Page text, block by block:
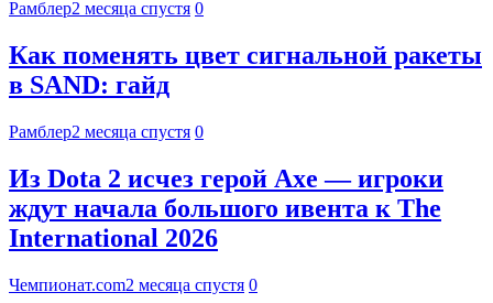
Рамблер2 месяца спустя 0
Как поменять цвет сигнальной ракеты
в SAND: гайд
Рамблер2 месяца спустя 0
Из Dota 2 исчез герой Axe — игроки
ждут начала большого ивента к The
International 2026
Чемпионат.com2 месяца спустя 0